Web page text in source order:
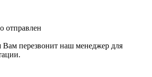
отправлен
перезвонит наш менеджер для